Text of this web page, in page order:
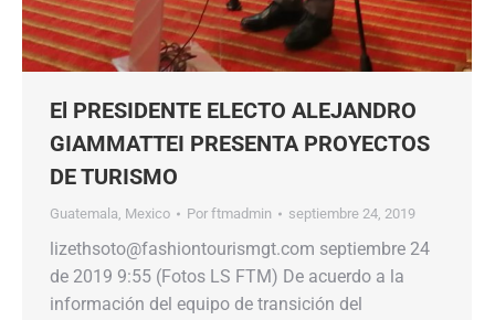
El PRESIDENTE ELECTO ALEJANDRO
GIAMMATTEI PRESENTA PROYECTOS
DE TURISMO
Guatemala, Mexico Por ftmadmin septiembre 24, 2019
lizethsoto@fashiontourismgt.com septiembre 24
de 2019 9:55 (Fotos LS FTM) De acuerdo a la
información del equipo de transición del